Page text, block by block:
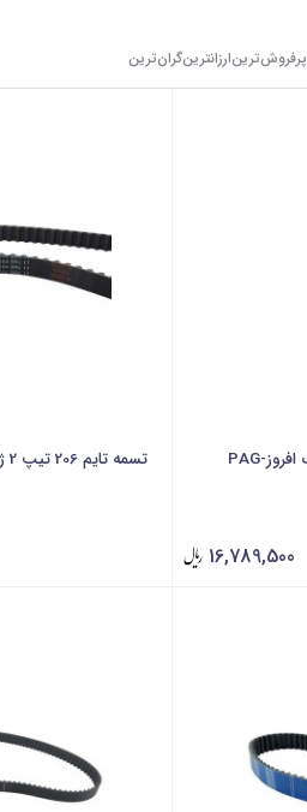
پرفروش‌ترینارزانترینگرا‌ن‌ترین
16,789,500
تسمه تایم 206 تیپ 2 ژاپنی ODM-BANDO 104RU